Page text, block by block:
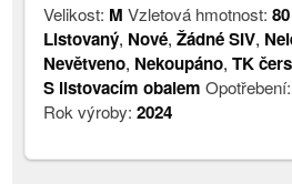
Velikost: M Vzletová hmotnost:80
Listovaný, Nové,Žádné SIV,
Nevětveno, Nekoupáno,TK
S listovacím obalem
Rok výroby:2024